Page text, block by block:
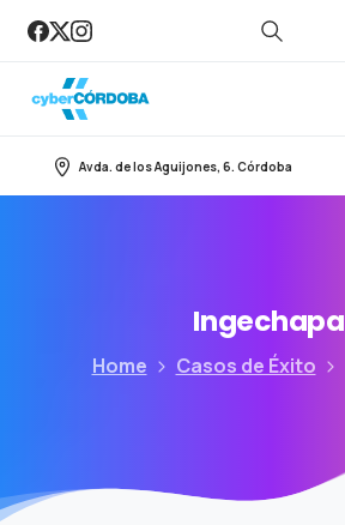
Search
Avda. de los Aguijones, 6. Córdoba
Ingechapa
Home Casos de Éxito